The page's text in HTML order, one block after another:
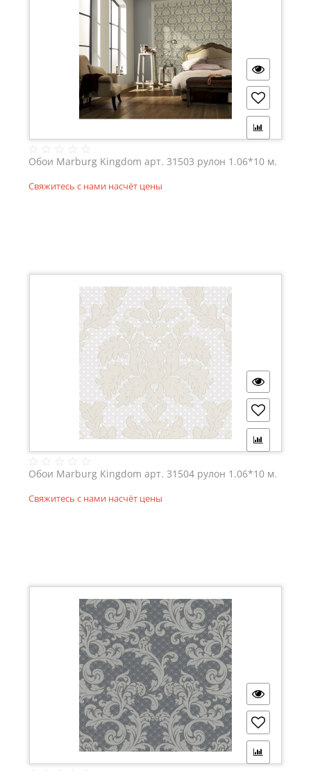
Обои Marburg Kingdom арт. 31503 рулон 1.06*10 м.
Свяжитесь с нами насчёт цены
Обои Marburg Kingdom арт. 31504 рулон 1.06*10 м.
Свяжитесь с нами насчёт цены